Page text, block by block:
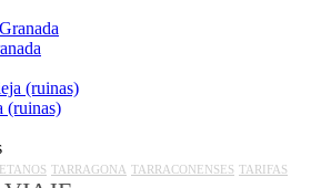
(ruinas)
TARRAGONA TARRACONENSES TARIFAS